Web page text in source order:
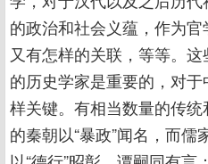
的政治和社会义蕴，作为
又有怎样的关联，等等。
的历史学家是重要的，对
样关键。有相当数量的传
的秦朝以“暴政”闻名，而儒